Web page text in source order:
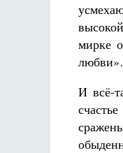
мирке
И всё-